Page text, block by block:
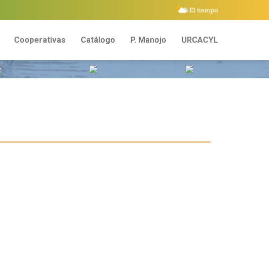
Cooperativas Catálogo P. Manojo URCACYL